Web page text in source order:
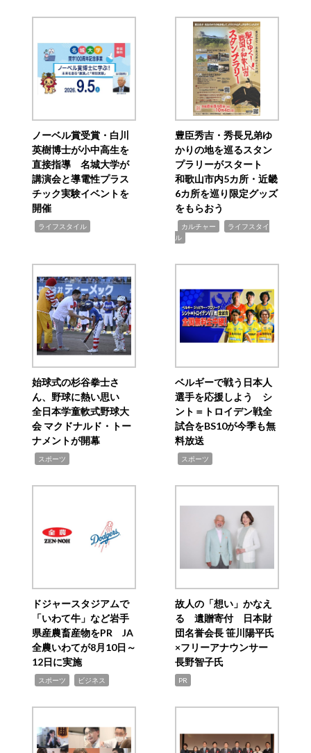
ノーベル賞受賞・白川
英樹博士が小中高生を
直接指導 名城大学が
講演会と導電性プラス
チック実験イベントを
開催
ライフスタイル
豊臣秀吉・秀長兄弟ゆ
かりの地を巡るスタン
プラリーがスタート
和歌山市内5カ所・近畿
6カ所を巡り限定グッズ
をもらおう
カルチャー
ライフスタイ
ル
始球式の杉谷拳士さ
ん、野球に熱い思い
全日本学童軟式野球大
会 マクドナルド・トー
ナメントが開幕
スポーツ
ベルギーで戦う日本人
選手を応援しよう シ
ント＝トロイデン戦全
試合をBS10が今季も無
料放送
スポーツ
ドジャースタジアムで
「いわて牛」など岩手
県産農畜産物をPR JA
全農いわてが8月10日～
12日に実施
スポーツ ビジネス
故人の「想い」かなえ
る 遺贈寄付 日本財
団名誉会長 笹川陽平氏
×フリーアナウンサー
長野智子氏
PR